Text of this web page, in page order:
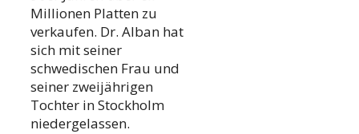
Millionen Platten zu
verkaufen. Dr. Alban hat
sich mit seiner
schwedischen Frau und
seiner zweijährigen
Tochter in Stockholm
niedergelassen.